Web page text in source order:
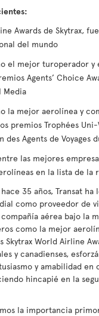
Awards de Skytrax,
del mundo
el mejor turoperador y
Agents’ Choice
Media
la mejor aerolínea y
premios Trophées Uni-
des Agents de Voyages
las mejores
en la lista de la
35 años, Transat ha
como proveedor de
aérea bajo la
como la mejor
Skytrax World Airline
y canadienses,
y amabilidad en
hincapié en la
la importancia